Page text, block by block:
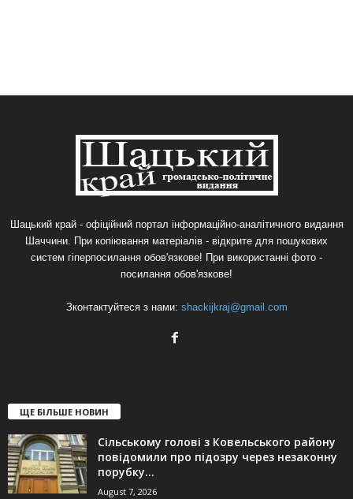
Шацький край - офіційний портал інформаційно-аналітичного видання
Шаччини. При копіювання матеріалів - відкрите для пошукових
систем гіперпосилання обов'язкове! При використанні фото -
посилання обов'язкове!
Зконтактуйтеся з нами: shackijkraj@gmail.com
ЩЕ БІЛЬШЕ НОВИН
Сільському голові з Ковельського району
повідомили про підозру через незаконну
порубку...
August 7, 2026